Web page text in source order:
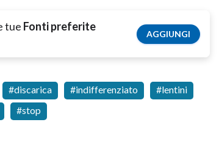
tue Fonti preferite
AGGIUNGI
discarica indifferenziato
lentini
stop